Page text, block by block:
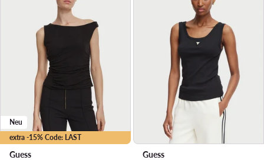
extra -15% Code: LAST
Neu
Guess
Guess